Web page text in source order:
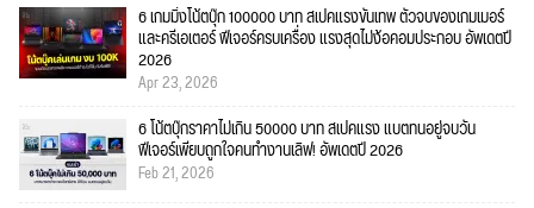
6 เกมมิ่งโน้ตบุ๊ก 100000 บาท สเปคแรงขั้นเทพ ตัวจบของเกมเมอร์
และครีเอเตอร์ ฟีเจอร์ครบเครื่อง แรงสุดไม่ง้อคอมประกอบ อัพเดตปี
2026
Apr 23, 2026
6 โน้ตบุ๊กราคาไม่เกิน 50000 บาท สเปคแรง แบตทนอยู่จบวัน
ฟีเจอร์เพียบถูกใจคนทำงานเลิฟ! อัพเดตปี 2026
Feb 21, 2026